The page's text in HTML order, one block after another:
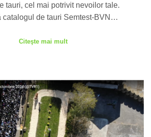
tauri, cel mai potrivit nevoilor tale.
catalogul de tauri Semtest-BVN…
Citeşte mai mult